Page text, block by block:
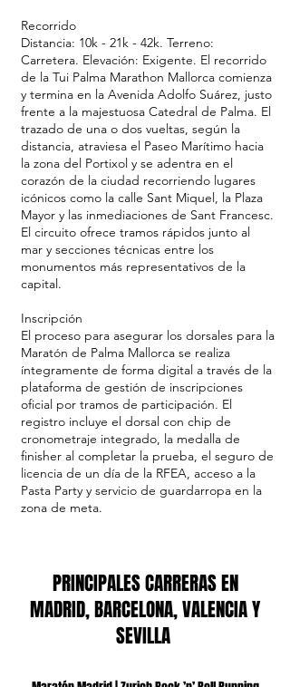
Recorrido
Distancia: 10k - 21k - 42k. Terreno:
Carretera. Elevación: Exigente. El recorrido
de la Tui Palma Marathon Mallorca comienza
y termina en la Avenida Adolfo Suárez, justo
frente a la majestuosa Catedral de Palma. El
trazado de una o dos vueltas, según la
distancia, atraviesa el Paseo Marítimo hacia
la zona del Portixol y se adentra en el
corazón de la ciudad recorriendo lugares
icónicos como la calle Sant Miquel, la Plaza
Mayor y las inmediaciones de Sant Francesc.
El circuito ofrece tramos rápidos junto al
mar y secciones técnicas entre los
monumentos más representativos de la
capital.
Inscripción
El proceso para asegurar los dorsales para la
Maratón de Palma Mallorca se realiza
íntegramente de forma digital a través de la
plataforma de gestión de inscripciones
oficial por tramos de participación. El
registro incluye el dorsal con chip de
cronometraje integrado, la medalla de
finisher al completar la prueba, el seguro de
licencia de un día de la RFEA, acceso a la
Pasta Party y servicio de guardarropa en la
zona de meta.
PRINCIPALES CARRERAS EN
MADRID, BARCELONA, VALENCIA Y
SEVILLA